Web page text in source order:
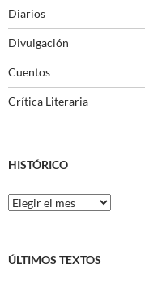
Diarios
Divulgación
Cuentos
Crítica Literaria
HISTÓRICO
Histórico
ÚLTIMOS TEXTOS